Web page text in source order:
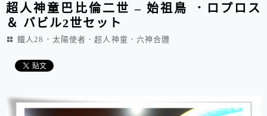
超人神童巴比倫二世 – 始祖鳥 ．ロプロス
＆ バビル2世セット
鐵人28．太陽使者．超人神童．六神合體